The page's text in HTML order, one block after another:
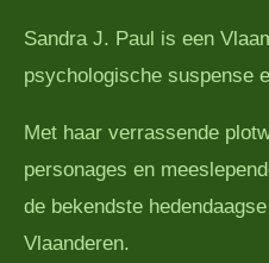
Sandra J. Paul is een
psychologische suspense
Met haar verrassende
personages en
de bekendste
Vlaanderen.